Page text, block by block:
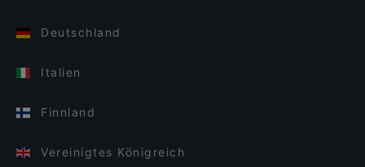
Deutschland
Italien
Finnland
Vereinigtes Königreich